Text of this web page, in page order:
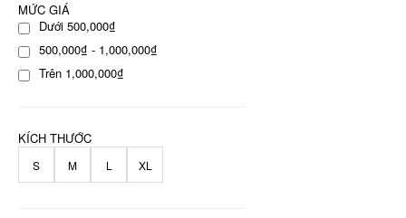
MỨC GIÁ
Dưới 500,000₫
500,000₫ - 1,000,000₫
Trên 1,000,000₫
KÍCH THƯỚC
S M L XL